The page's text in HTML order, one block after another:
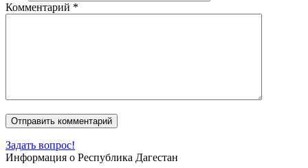
Комментарий *
Задать вопрос!
Информация о Республика Дагестан